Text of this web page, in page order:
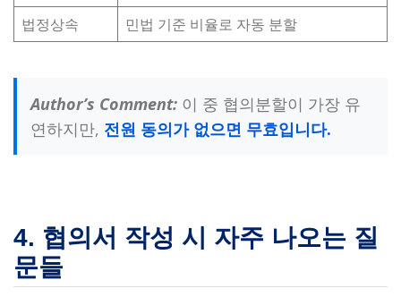
법정상속 민법 기준 비율로 자동 분할
Author’s Comment: 이 중 협의분할이 가장 유
연하지만, 전원 동의가 없으면 무효입니다.
4. 협의서 작성 시 자주 나오는 질
문들